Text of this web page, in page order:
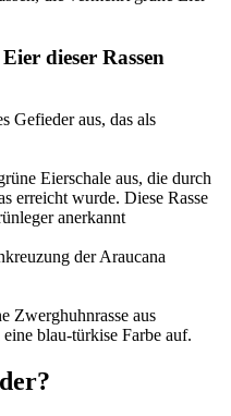
dieser Rassen
Gefieder aus, das als
Eierschale aus, die durch
erreicht wurde. Diese Rasse
anerkannt
der Araucana
Zwerghuhnrasse aus
blau-türkise Farbe auf.